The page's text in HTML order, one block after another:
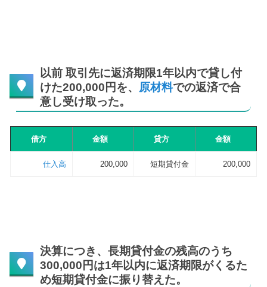
以前 取引先に返済期限1年以内で貸し付
けた200,000円を、 原材料での返済で合
意し受け取った。
借方 金額 貸方 金額
仕入高 200,000 短期貸付金 200,000
決算につき、長期貸付金の残高のうち
300,000円は1年以内に返済期限がくるた
め短期貸付金に振り替えた。